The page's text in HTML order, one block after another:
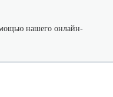
нашего онлайн-